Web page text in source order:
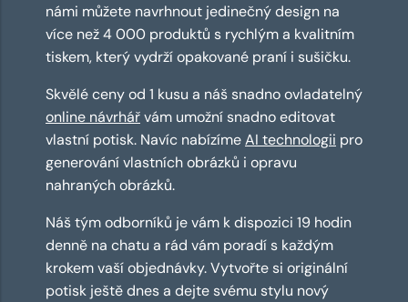
námi můžete navrhnout jedinečný design na
více než 4 000 produktů s rychlým a kvalitním
tiskem, který vydrží opakované praní i sušičku.
Skvělé ceny od 1 kusu a náš snadno ovladatelný
online návrhářvám umožní snadno editovat
vlastní potisk. Navíc nabízímeAI technologii pro
generování vlastních obrázků i opravu
nahraných obrázků.
Náš tým odborníků je vám k dispozici 19 hodin
denně na chatu a rád vám poradí s každým
krokem vaší objednávky. Vytvořte si originální
potisk ještě dnes a dejte svému stylu nový